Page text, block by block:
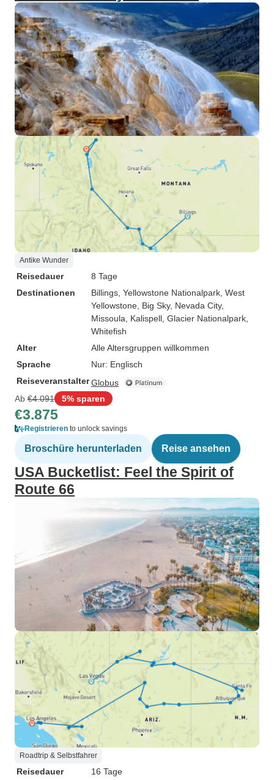
Antike Wunder
Reisedauer
8 Tage
Destinationen
Billings , Yellowstone Nationalpark , West
Yellowstone , Big Sky, Nevada City,
Missoula , Kalispell , Glacier Nationalpark
Whitefish
Alter
Alle Altersgruppen willkommen
Sprache
Nur: Englisch
ReiseveranstalterGlobus
Ab €4.091 5% sparen
€3.875
Registrieren to unlock savings
Broschüre herunterladen Reise ansehen
USA Bucketlist: Feel the Spirit of
Route 66
Roadtrip & Selbstfahrer
Reisedauer
16 Tage